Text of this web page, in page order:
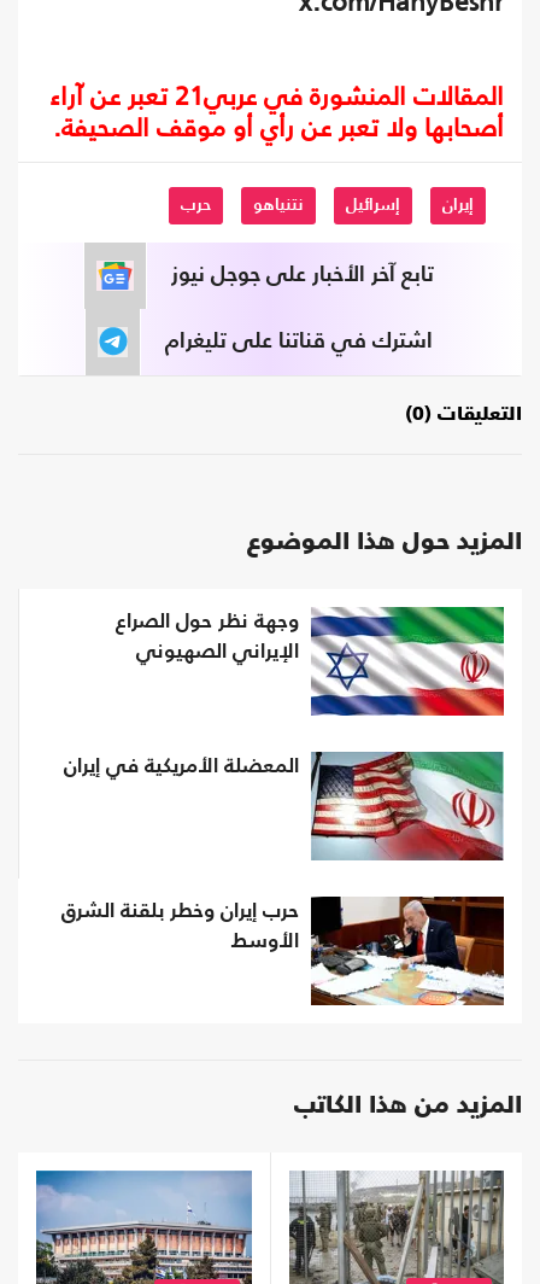
المقالات المنشورة في عربي21 تعبر عن آراء
أصحابها ولا تعبر عن رأي أو موقف الصحيفة.
إيران إسرائيل نتنياهو حرب
تابع آخر الأخبار على جوجل نيوز
اشترك في قناتنا على تليغرام
التعليقات (0)
المزيد حول هذا الموضوع
وجهة نظر حول الصراع
الإيراني الصهيوني
المعضلة الأمريكية في إيران
حرب إيران وخطر بلقنة الشرق
الأوسط
المزيد من هذا الكاتب